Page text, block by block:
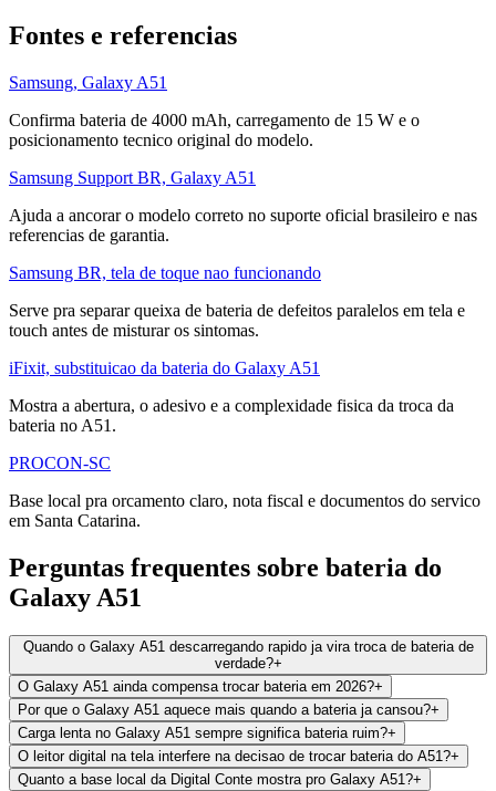
Fontes e referencias
Samsung, Galaxy A51
Confirma bateria de 4000 mAh, carregamento de 15 W e o
posicionamento tecnico original do modelo.
Samsung Support BR, Galaxy A51
Ajuda a ancorar o modelo correto no suporte oficial brasileiro e nas
referencias de garantia.
Samsung BR, tela de toque nao funcionando
Serve pra separar queixa de bateria de defeitos paralelos em tela e
touch antes de misturar os sintomas.
iFixit, substituicao da bateria do Galaxy A51
Mostra a abertura, o adesivo e a complexidade fisica da troca da
bateria no A51.
PROCON-SC
Base local pra orcamento claro, nota fiscal e documentos do servico
em Santa Catarina.
Perguntas frequentes sobre bateria do
Galaxy A51
Quando o Galaxy A51 descarregando rapido ja vira troca de bateria de
verdade?+
O Galaxy A51 ainda compensa trocar bateria em 2026?+
Por que o Galaxy A51 aquece mais quando a bateria ja cansou?+
Carga lenta no Galaxy A51 sempre significa bateria ruim?+
O leitor digital na tela interfere na decisao de trocar bateria do A51?+
Quanto a base local da Digital Conte mostra pro Galaxy A51?+